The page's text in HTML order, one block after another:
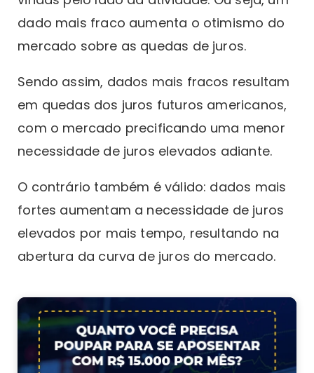
dado mais fraco aumenta o otimismo do
mercado sobre as quedas de juros.
Sendo assim, dados mais fracos resultam
em quedas dos juros futuros americanos,
com o mercado precificando uma menor
necessidade de juros elevados adiante.
O contrário também é válido: dados mais
fortes aumentam a necessidade de juros
elevados por mais tempo, resultando na
abertura da curva de juros do mercado.